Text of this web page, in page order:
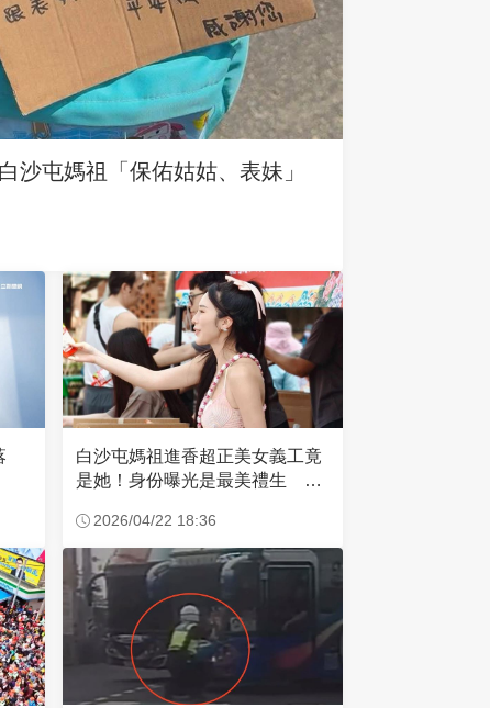
沙屯媽祖「保佑姑姑、表妹」
白沙屯媽祖進香超正美女義工竟
是她！身份曝光是最美禮生 一
2026/04/22 18:36